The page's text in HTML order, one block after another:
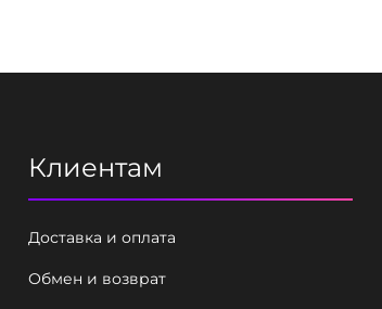
Клиентам
Доставка и оплата
Обмен и возврат